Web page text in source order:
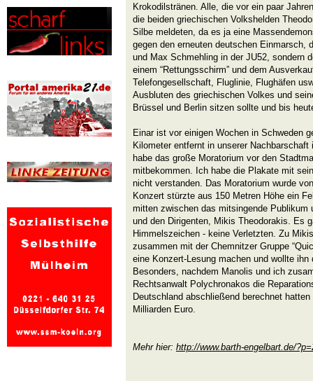
Krokodilstränen. Alle, die vor ein paar
die beiden griechischen Volkshelden
Silbe meldeten, da es ja eine
gegen den erneuten deutschen Einmarsch,
und Max Schmehling in der JU52, sondern
einem “Rettungsschirm” und dem
Telefongesellschaft, Fluglinie, Flughäfen
Ausbluten des griechischen Volkes und
Brüssel und Berlin sitzen sollte und bis
Einar ist vor einigen Wochen in Schweden
Kilometer entfernt in unserer
habe das große Moratorium vor den
mitbekommen. Ich habe die Plakate mit
nicht verstanden. Das Moratorium wurde
Konzert stürzte aus 150 Metren Höhe ein
mitten zwischen das mitsingende Publikum
und den Dirigenten, Mikis Theodorakis. Es
Himmelszeichen - keine Verletzten. Zu
zusammen mit der Chemnitzer Gruppe
eine Konzert-Lesung machen und wollte
Besonders, nachdem Manolis und ich
Rechtsanwalt Polychronakos die
Deutschland abschließend berechnet
Milliarden Euro.
Mehr hier: http://www.barth-engelbart.de/